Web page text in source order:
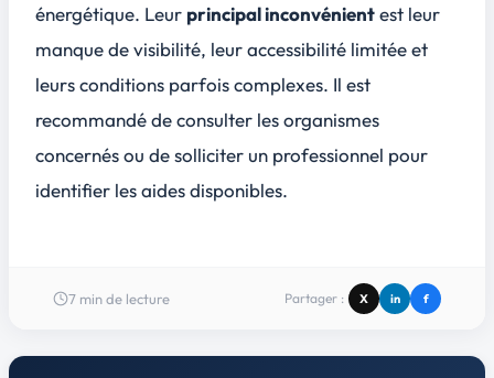
énergétique. Leur principal inconvénientest leur
manque de visibilité, leur accessibilité limitée et
leurs conditions parfois complexes. Il est
recommandé de consulter les organismes
concernés ou de solliciter un professionnel pour
identifier les aides disponibles.
7 min de lecture Partager : X in f